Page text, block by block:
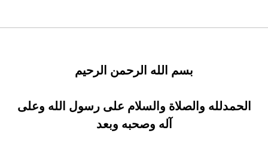
بسم الله الرحمن الرحيم
الحمدلله والصلاة والسلام على رسول الله وعلى
آله وصحبه وبعد